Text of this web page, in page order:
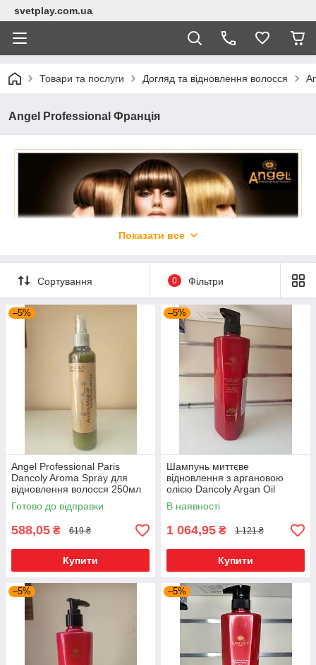
svetplay.com.ua
Товари та послуги Догляд та відновлення волосся
Angel Professional Франція
Angel Professional Франція
Професійна косметика для волосся з Франції. Натуральні
інгредієнти, супер якість, оригінальні косметичні засоби від
Angel Professional за низькими цінами.
Шампуні, бальзами, маски, флюїди, олії - всі засоби по
догляду за волоссям та шкірою голови.
Показати все
Сортування 0 Фільтри
–5%
Angel Professional Paris
Dancoly Aroma Spray для
відновлення волосся 250мл
Готово до відправки
588,05 ₴ 619 ₴
Купити
–5%
Шампунь миттєве
відновлення з аргановою
олією Dancoly Argan Oil
Shampoo 800 мл
В наявності
1 064,95 ₴ 1 121 ₴
Купити
–5% –5%